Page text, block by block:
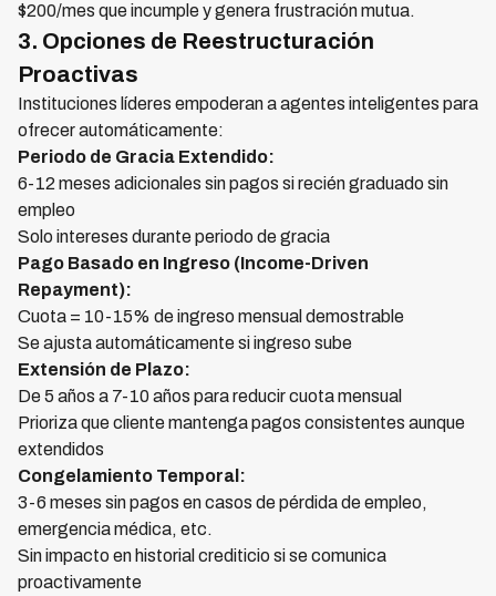
$200/mes que incumple y genera frustración mutua.
3. Opciones de Reestructuración
Proactivas
Instituciones líderes empoderan a agentes inteligentes para
ofrecer automáticamente:
Periodo de Gracia Extendido:
6-12 meses adicionales sin pagos si recién graduado sin
empleo
Solo intereses durante periodo de gracia
Pago Basado en Ingreso (Income-Driven
Repayment):
Cuota = 10-15% de ingreso mensual demostrable
Se ajusta automáticamente si ingreso sube
Extensión de Plazo:
De 5 años a 7-10 años para reducir cuota mensual
Prioriza que cliente mantenga pagos consistentes aunque
extendidos
Congelamiento Temporal:
3-6 meses sin pagos en casos de pérdida de empleo,
emergencia médica, etc.
Sin impacto en historial crediticio si se comunica
proactivamente